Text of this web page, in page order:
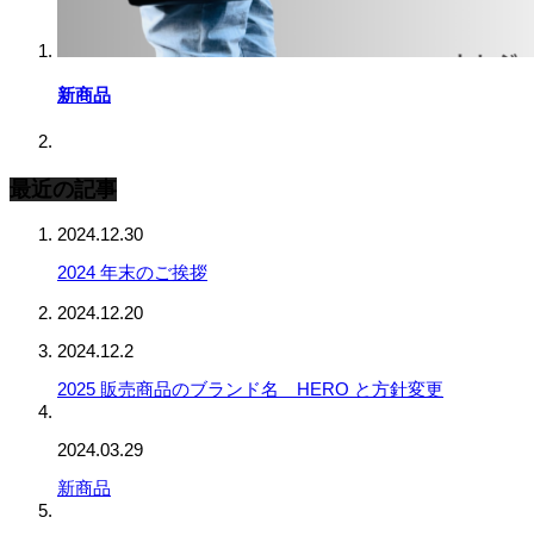
新商品
最近の記事
2024.12.30
2024 年末のご挨拶
2024.12.20
2024.12.2
2025 販売商品のブランド名 HERO と方針変更
2024.03.29
新商品